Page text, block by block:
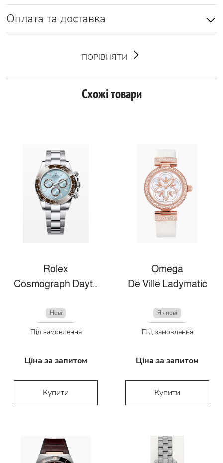
Оплата та доставка
ПОРІВНЯТИ
Схожі товари
Rolex
Cosmograph Daytona
Нові
Під замовлення
Ціна за запитом
Купити
Omega
De Ville Ladymatic
Як нові
Під замовлення
Ціна за запитом
Купити